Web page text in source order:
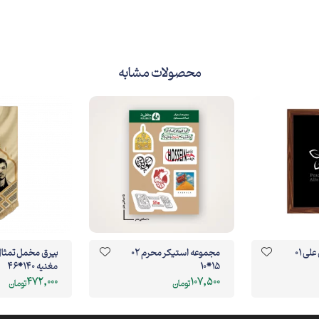
محصولات مشابه
قاب پی‌وی‌سی یاس علی 01
مجموعه استیکر محرم 02
15*10
107,500تومان
بیرق مخمل
مغنیه 140*46
472,000تومان